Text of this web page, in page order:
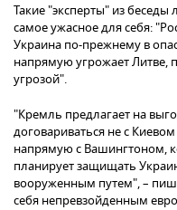
Такие "эксперты" из
самое ужасное для себя:
Украина по-прежнему в
напрямую угрожает Литве,
угрозой".
"Кремль предлагает на
договариваться не с
напрямую с Вашингтоном,
планирует защищать
вооруженным путем", –
себя непревзойденным